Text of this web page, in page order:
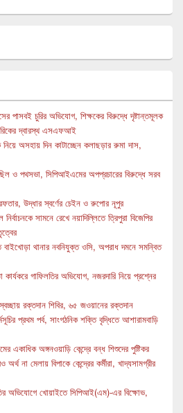
পাসবই চুরির অভিযোগ, শিক্ষকের বিরুদ্ধে দৃষ্টান্তমূলক
দ্বারস্থ এসএফআই
অসহায় দিন কাটাচ্ছেন কলাছড়ার রুমা দাস,
ও পথসভা, সিপিআইএমের অপপ্রচারের বিরুদ্ধে সরব
উদ্ধার স্বর্ণের চেইন ও রুপোর নূপুর
সামনে রেখে নয়াদিল্লিতে ত্রিপুরা বিজেপির
বাইখোড়া থানার নবনিযুক্ত ওসি, অপরাধ দমনে সমন্বিত
কার্যকরে গাফিলতির অভিযোগ, নজরদারি নিয়ে প্রশ্নের
রক্তদান শিবির, ৬৫ জওয়ানের রক্তদান
প্রথম পর্ব, সাংগঠনিক শক্তি বৃদ্ধিতে আশারামবাড়ি
একাধিক অঙ্গনওয়াড়ি কেন্দ্রে বন্ধ শিশুদের পুষ্টিকর
না মেলায় বিপাকে কেন্দ্রের কর্মীরা, খাদ্যসামগ্রীর
অভিযোগে খোয়াইতে সিপিআই(এম)-এর বিক্ষোভ,